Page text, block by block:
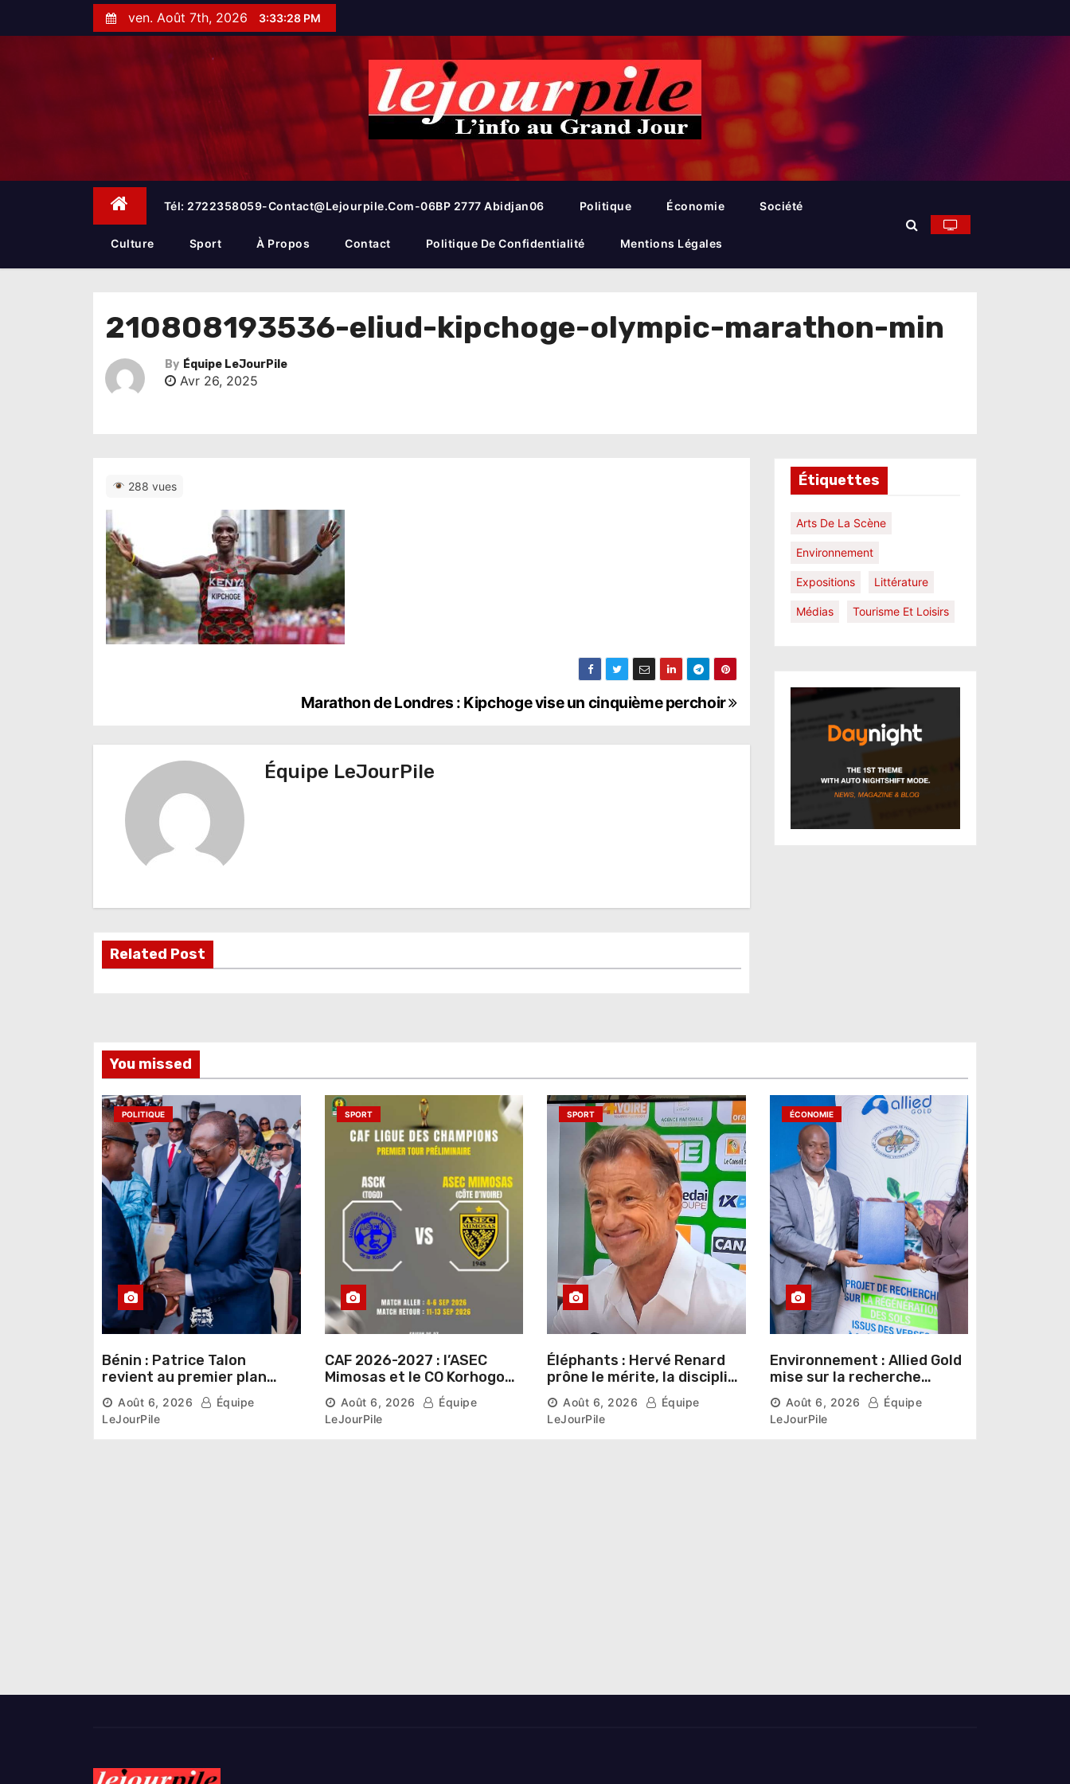
t
ven. Août 7th, 2026 3:33:28 PM
Tél: 2722358059-Contact@lejourpile.com-06BP 2777 Abidjan06 Politique Économie Société
Culture Sport À Propos Contact Politique De Confidentialité Mentions Légales
210808193536-eliud-kipchoge-olympic-marathon-min
By Équipe LeJourPile
Avr 26, 2025
288 vues
a
o
l
’
a
r
t
c
e
Marathon de Londres : Kipchoge vise un cinquième perchoir
Équipe LeJourPile
Related Post
Étiquettes
Arts De La Scène
Environnement
Expositions Littérature
Médias Tourisme Et Loisirs
You missed
POLITIQUE
Bénin : Patrice Talon
revient au premier plan
institutionnel comme
premier président du Sénat
Août 6, 2026
Équipe
LeJourPile
SPORT
CAF 2026-2027 : l’ASEC
Mimosas et le CO Korhogo
connaissent leur route vers
la phase de groupes
Août 6, 2026
Équipe
LeJourPile
SPORT
Éléphants : Hervé Renard
prône le mérite, la discipline
et l’esprit collectif pour un
nouveau départ
Août 6, 2026
Équipe
LeJourPile
ÉCONOMIE
Environnement : Allied Gold
mise sur la recherche
scientifique pour restaurer
les sols de ses sites miniers
Août 6, 2026
Équipe
LeJourPile